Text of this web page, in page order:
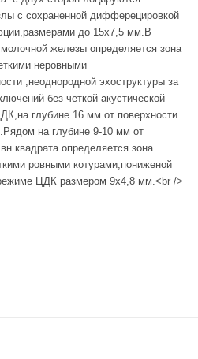
с сохраненной дифферецировкой
до 15х7,5 мм.В
железы определяется зона
неровными
,неоднородной эхоструктуры за
без четкой акустической
глубине 16 мм от поверхности
на глубине 9-10 мм от
квадрата определяется зона
ровными котурами,пониженой
ЦДК размером 9х4,8 мм.<br />